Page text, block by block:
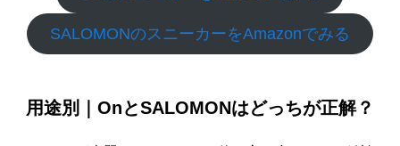
SALOMONのスニーカーをAmazonでみる
用途別｜OnとSALOMONはどっちが正解？